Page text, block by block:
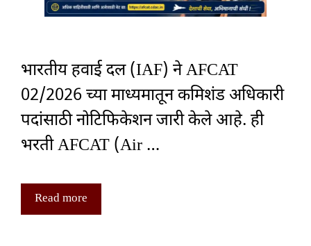
भारतीय हवाई दल (IAF) ने AFCAT
02/2026 च्या माध्यमातून कमिशंड अधिकारी
पदांसाठी नोटिफिकेशन जारी केले आहे. ही
भरती AFCAT (Air …
Read more